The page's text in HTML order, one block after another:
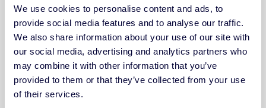
We use cookies to personalise content and ads, to
provide social media features and to analyse our traffic.
We also share information about your use of our site with
our social media, advertising and analytics partners who
may combine it with other information that you’ve
provided to them or that they’ve collected from your use
of their services.
Please
accept marketing-
cookies
to view this
video.